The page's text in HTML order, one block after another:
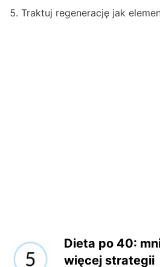
Traktuj regenerację jak
Dieta po 40:
więcej strategii